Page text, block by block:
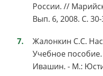
России. //
Вып. 6, 2008. С.
Жалонкин С.С.
Учебное
Ивашин. - М.: